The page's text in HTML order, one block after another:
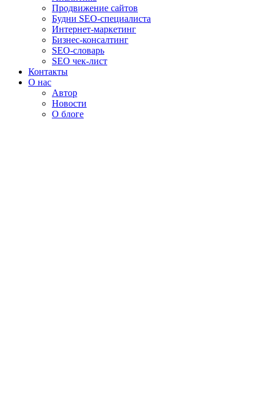
Продвижение сайтов
Будни SEO-специалиста
Интернет-маркетинг
Бизнес-консалтинг
SEO-словарь
SEO чек-лист
Контакты
О нас
Автор
Новости
О блоге